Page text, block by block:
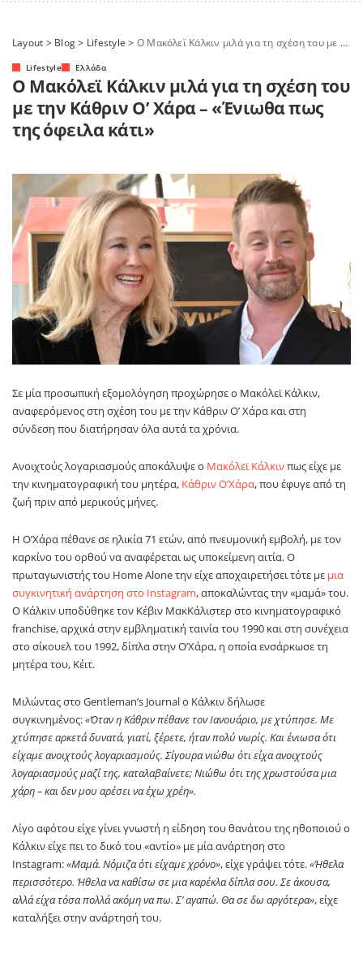
Layout > Blog> Lifestyle > Ο Μακόλεϊ Κάλκιν μιλά για τη σχέση του με την Κάθριν Ο’ Χάρα – «Ένιωθα πως της όφειλα κάτι»
Lifestyle Ελλάδα
Ο Μακόλεϊ Κάλκιν μιλά για τη σχέση του
με την Κάθριν Ο’ Χάρα – «Ένιωθα πως
της όφειλα κάτι»
Σε μία προσωπική εξομολόγηση προχώρησε ο Μακόλεϊ Κάλκιν,
αναφερόμενος στη σχέση του με την Κάθριν Ο’ Χάρα και στη
σύνδεση που διατήρησαν όλα αυτά τα χρόνια.
Ανοιχτούς λογαριασμούς αποκάλυψε ο Μακόλεϊ Κάλκινπως είχε με
την κινηματογραφική του μητέρα, Κάθριν Ο’Χάρα, που έφυγε από τη
ζωή πριν από μερικούς μήνες.
Η Ο’Χάρα πέθανε σε ηλικία 71 ετών, από πνευμονική εμβολή, με τον
καρκίνο του ορθού να αναφέρεται ως υποκείμενη αιτία. Ο
πρωταγωνιστής του Home Alone την είχε αποχαιρετήσει τότε με μια
συγκινητική ανάρτηση στο Instagram, αποκαλώντας την «μαμά» του.
Ο Κάλκιν υποδύθηκε τον Κέβιν ΜακΚάλιστερ στο κινηματογραφικό
franchise, αρχικά στην εμβληματική ταινία του 1990 και στη συνέχεια
στο σίκουελ του 1992, δίπλα στην Ο’Χάρα, η οποία ενσάρκωσε τη
μητέρα του, Κέιτ.
Μιλώντας στο Gentleman’s Journal ο Κάλκιν δήλωσε
συγκινημένος:«Όταν η Κάθριν πέθανε τον Ιανουάριο, με χτύπησε. Με
χτύπησε αρκετά δυνατά, γιατί, ξέρετε, ήταν πολύ νωρίς. Και ένιωσα ότι
είχαμε ανοιχτούς λογαριασμούς. Σίγουρα νιώθω ότι είχα ανοιχτούς
λογαριασμούς μαζί της, καταλαβαίνετε; Νιώθω ότι της χρωστούσα μια
χάρη – και δεν μου αρέσει να έχω χρέη».
Λίγο αφότου είχε γίνει γνωστή η είδηση του θανάτου της ηθοποιού ο
Κάλκιν είχε πει το δικό του «αντίο» με μία ανάρτηση στο
Instagram:«Μαμά. Νόμιζα ότι είχαμε χρόνο», είχε γράψει τότε.«Ήθελα
περισσότερο. Ήθελα να καθίσω σε μια καρέκλα δίπλα σου. Σε άκουσα,
αλλά είχα τόσα πολλά ακόμη να πω. Σ’ αγαπώ. Θα σε δω αργότερα», είχε
καταλήξει στην ανάρτησή του.